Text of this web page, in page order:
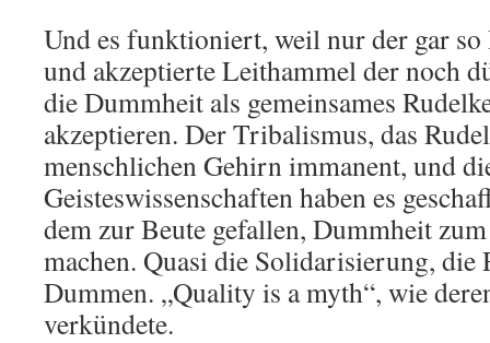
Und es funktioniert, weil nur der gar
und akzeptierte Leithammel der noch
die Dummheit als gemeinsames
akzeptieren. Der Tribalismus, das
menschlichen Gehirn immanent, und
Geisteswissenschaften haben es
dem zur Beute gefallen, Dummheit
machen. Quasi die Solidarisierung, die
Dummen. „Quality is a myth“, wie
verkündete.